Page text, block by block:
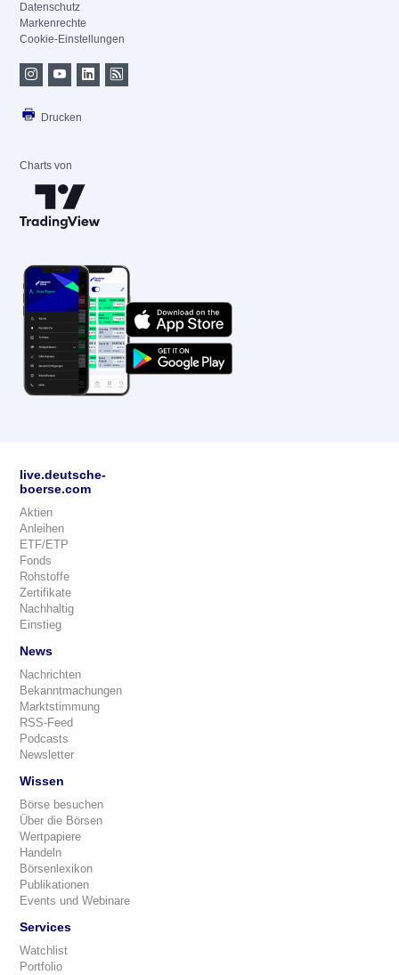
Datenschutz
Markenrechte
Cookie-Einstellungen
Drucken
Charts von
live.deutsche-
boerse.com
Aktien
Anleihen
ETF/ETP
Fonds
Rohstoffe
Zertifikate
Nachhaltig
Einstieg
News
Nachrichten
Bekanntmachungen
Marktstimmung
RSS-Feed
Podcasts
Newsletter
Wissen
Börse besuchen
Über die Börsen
Wertpapiere
Handeln
Börsenlexikon
Publikationen
Events und Webinare
Services
Watchlist
Portfolio